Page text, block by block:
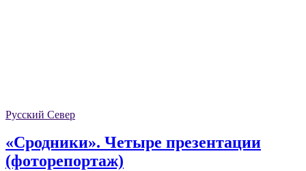
Русский Север
«Сродники». Четыре презентации
(фоторепортаж)